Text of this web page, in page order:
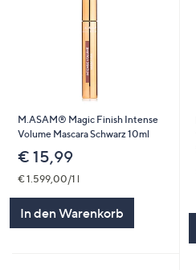
M.ASAM® Magic Finish Intense
Volume Mascara Schwarz 10ml
€ 15,99
€ 1.599,00/1 l
In den Warenkorb